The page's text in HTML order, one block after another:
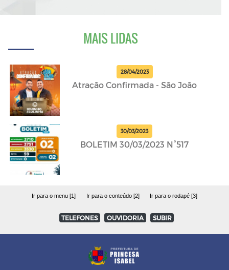
MAIS LIDAS
28/04/2023
Atração Confirmada - São João
30/03/2023
BOLETIM 30/03/2023 N°517
Ir para o menu [1] Ir para o conteúdo [2] Ir para o rodapé [3]
TELEFONES OUVIDORIA SUBIR